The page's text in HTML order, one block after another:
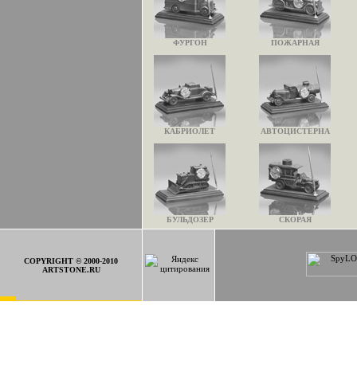
ФУРГОН ПОЖАРНАЯ
КАБРИОЛЕТ АВТОЦИСТЕРНА
БУЛЬДОЗЕР СКОРАЯ
COPYRIGHT © 2000-2010
ARTSTONE.RU